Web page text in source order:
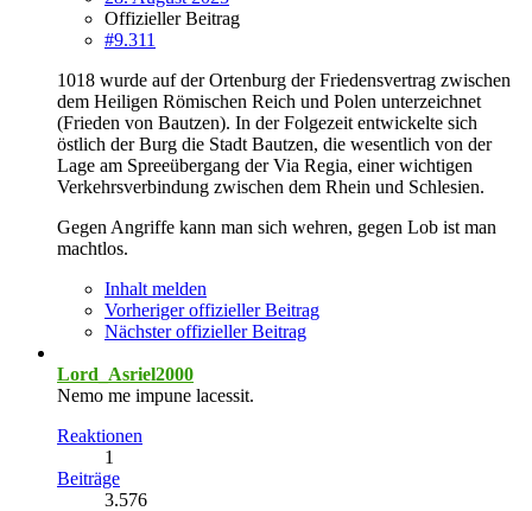
Offizieller Beitrag
#9.311
1018 wurde auf der Ortenburg der Friedensvertrag zwischen
dem Heiligen Römischen Reich und Polen unterzeichnet
(Frieden von Bautzen). In der Folgezeit entwickelte sich
östlich der Burg die Stadt Bautzen, die wesentlich von der
Lage am Spreeübergang der Via Regia, einer wichtigen
Verkehrsverbindung zwischen dem Rhein und Schlesien.
Gegen Angriffe kann man sich wehren, gegen Lob ist man
machtlos.
Inhalt melden
Vorheriger offizieller Beitrag
Nächster offizieller Beitrag
Lord_Asriel2000
Nemo me impune lacessit.
Reaktionen
1
Beiträge
3.576